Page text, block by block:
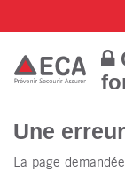
Une
La page